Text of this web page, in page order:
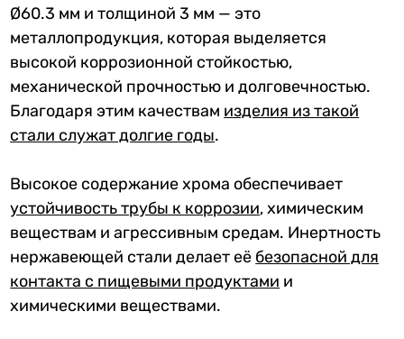
Ø60.3 мм и толщиной 3 мм — это
металлопродукция, которая выделяется
высокой коррозионной стойкостью,
механической прочностью и долговечностью.
Благодаря этим качествам изделия из такой
стали служат долгие годы.
Высокое содержание хрома обеспечивает
устойчивость трубы к коррозии, химическим
веществам и агрессивным средам. Инертность
нержавеющей стали делает её безопасной для
контакта с пищевыми продуктами и
химическими веществами.